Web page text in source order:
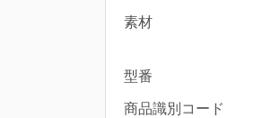
素材
型番
商品識別コード